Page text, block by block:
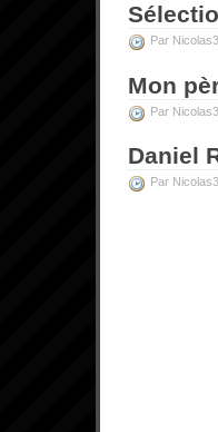
Par
Mon
Par
Daniel
Par